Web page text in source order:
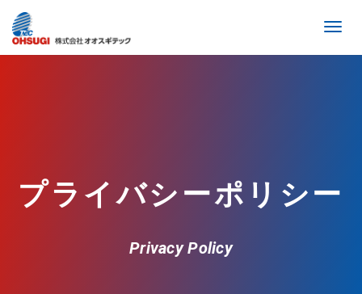
プライバシーポリシー
Privacy Policy